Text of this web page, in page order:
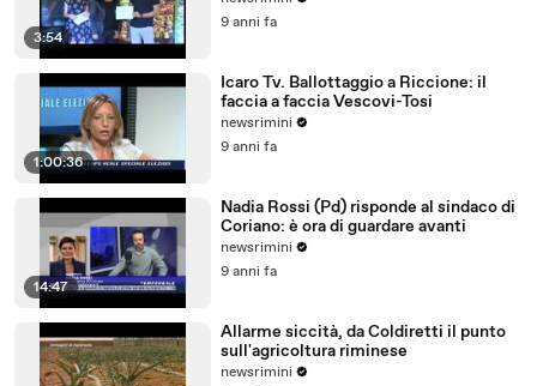
3:54
9 anni fa
1:00:36
Icaro Tv. Ballottaggio a Riccione: il
faccia a faccia Vescovi-Tosi
newsrimini
9 anni fa
14:47
Nadia Rossi (Pd) risponde al sindaco di
Coriano: è ora di guardare avanti
newsrimini
9 anni fa
Allarme siccità, da Coldiretti il punto
sull'agricoltura riminese
newsrimini